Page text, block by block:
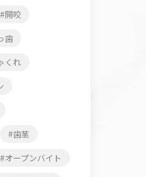
開咬
歯
くれ
歯茎
オープンバイト